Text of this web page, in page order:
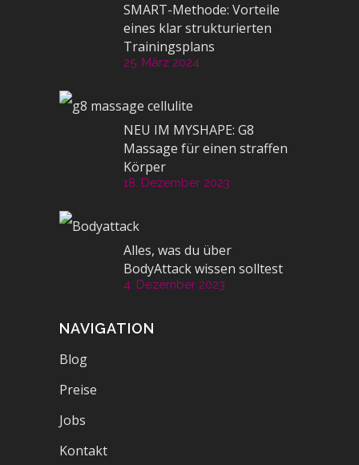
SMART-Methode: Vorteile
eines klar strukturierten
Trainingsplans
25. März 2024
NEU IM MYSHAPE: G8
Massage für einen straffen
Körper
18. Dezember 2023
Alles, was du über
BodyAttack wissen solltest
4. Dezember 2023
NAVIGATION
Blog
Preise
Jobs
Kontakt